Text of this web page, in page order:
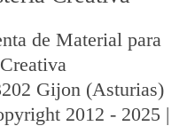
de Material para
Gijon (Asturias)
2012 - 2025 |